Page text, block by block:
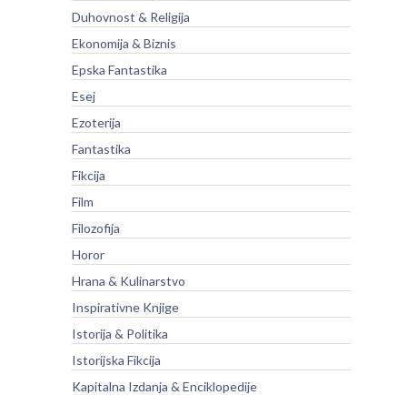
Duhovnost & Religija
Ekonomija & Biznis
Epska Fantastika
Esej
Ezoterija
Fantastika
Fikcija
Film
Filozofija
Horor
Hrana & Kulinarstvo
Inspirativne Knjige
Istorija & Politika
Istorijska Fikcija
Kapitalna Izdanja & Enciklopedije